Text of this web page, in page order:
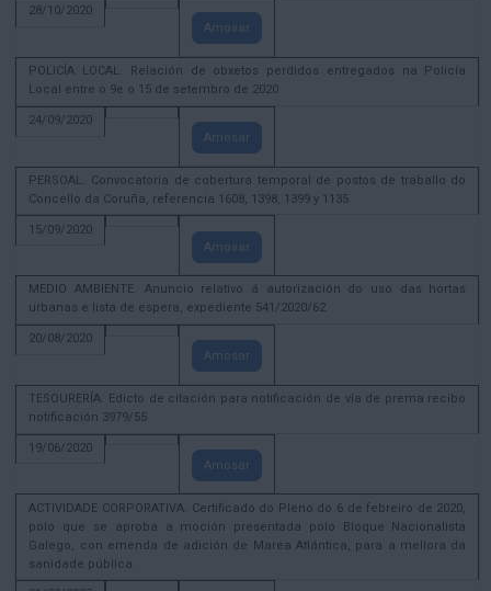
28/10/2020
Amosar
POLICÍA LOCAL. Relación de obxetos perdidos entregados na Policía
Local entre o 9e o 15 de setembro de 2020
24/09/2020
Amosar
PERSOAL. Convocatoria de cobertura temporal de postos de traballo do
Concello da Coruña, referencia 1608, 1398, 1399 y 1135
15/09/2020
Amosar
MEDIO AMBIENTE. Anuncio relativo á autorización do uso das hortas
urbanas e lista de espera, expediente 541/2020/62
20/08/2020
Amosar
TESOURERÍA. Edicto de citación para notificación de vía de prema recibo
notificación 3979/55
19/06/2020
Amosar
ACTIVIDADE CORPORATIVA. Certificado do Pleno do 6 de febreiro de 2020,
polo que se aproba a moción presentada polo Bloque Nacionalista
Galego, con emenda de adición de Marea Atlántica, para a mellora da
sanidade pública.